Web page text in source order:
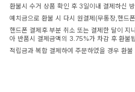
환불시 수거 상품 확인 후 3일이내 결제하신
예치금으로 환불 시 다시 원결제(무통장,핸드
핸드폰 결제후 부분 취소 또는 결제한 달이 지
아 반품시 결제금액의 3.75%가 차감 후 환불
적립금과 복합 결제하여 주문하였을 경우 환